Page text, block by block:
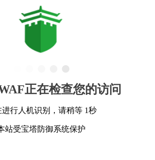
正在检查您的访问
进行人机识别，请稍等 1秒
站受宝塔防御系统保护